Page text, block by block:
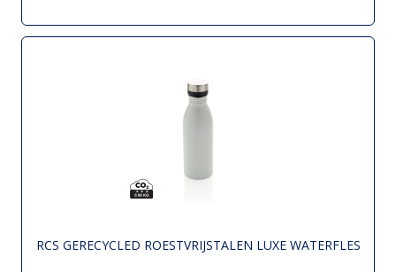
RCS GERECYCLED ROESTVRIJSTALEN LUXE WATERFLES